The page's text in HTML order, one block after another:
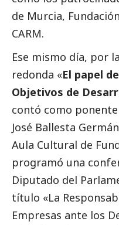
de Murcia,
CARM.
Ese mismo día, por
redonda «El papel
Objetivos de
contó como
José Ballesta
Aula Cultural de
programó una
Diputado del
título «La
Empresas ante los